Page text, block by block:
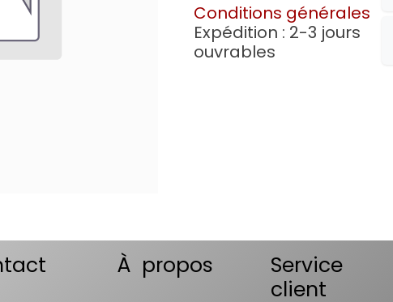
Conditions générales
Expédition : 2-3 jours
ouvrables
À propos
Service
client